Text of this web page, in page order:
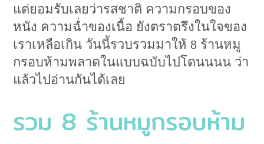
แต่ยอมรับเลยว่ารสชาติ ความกรอบของ
หนัง ความฉ่ำของเนื้อ ยังตราตรึงในใจของ
เราเหลือเกิน วันนี้รวบรวมมาให้ 8 ร้านหมู
กรอบห้ามพลาดในแบบฉบับไปโดนนนน ว่า
แล้วไปอ่านกันได้เลย
รวม 8 ร้านหมูกรอบห้าม